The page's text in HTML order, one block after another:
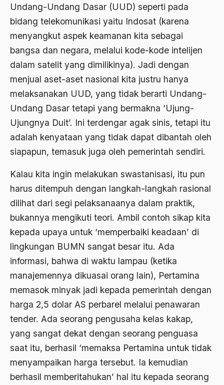
Undang-Undang Dasar (UUD) seperti pada
bidang telekomunikasi yaitu Indosat (karena
menyangkut aspek keamanan kita sebagai
bangsa dan negara, melalui kode-kode intelijen
dalam satelit yang dimilikinya). Jadi dengan
menjual aset-aset nasional kita justru hanya
melaksanakan UUD, yang tidak berarti Undang-
Undang Dasar tetapi yang bermakna ‘Ujung-
Ujungnya Duit’. Ini terdengar agak sinis, tetapi itu
adalah kenyataan yang tidak dapat dibantah oleh
siapapun, temasuk juga oleh pemerintah sendiri.
Kalau kita ingin melakukan swastanisasi, itu pun
harus ditempuh dengan langkah-langkah rasional
dilihat dari segi pelaksanaanya dalam praktik,
bukannya mengikuti teori. Ambil contoh sikap kita
kepada upaya untuk ‘memperbaiki keadaan’ di
lingkungan BUMN sangat besar itu. Ada
informasi, bahwa di waktu lampau (ketika
manajemennya dikuasai orang lain), Pertamina
memasok minyak jadi kepada pemerintah dengan
harga 2,5 dolar AS perbarel melalui penawaran
tender. Ada seorang pengusaha kelas kakap,
yang sangat dekat dengan seorang penguasa
saat itu, berhasil ‘memaksa Pertamina untuk tidak
menyampaikan harga tersebut. Ia kemudian
berhasil memberitahukan’ hal itu kepada seorang
Ahmad Dhani
Ahmad Hasan Rurbi
Ahmad Khomeini
Ahmad Syafi’i Ma’arif
Ahmad Tirtisudiro
ahmad wahib
Ahmad Wahid
Ahmadiyah
AIDS
Airport
Airport Changi
Airport Noto Hadi Negoro
Ajaran AGama
Ajaran Agama Islam
ajaran kemasyarakatan
Ajengan SIngaparna
Akademi Betawi
Akademi Jakarta
Akbar tanjung